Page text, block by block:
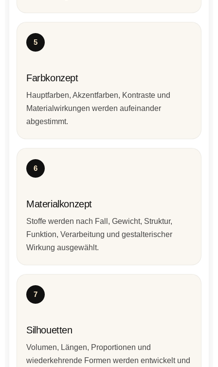
5
Farbkonzept
Hauptfarben, Akzentfarben, Kontraste und
Materialwirkungen werden aufeinander
abgestimmt.
6
Materialkonzept
Stoffe werden nach Fall, Gewicht, Struktur,
Funktion, Verarbeitung und gestalterischer
Wirkung ausgewählt.
7
Silhouetten
Volumen, Längen, Proportionen und
wiederkehrende Formen werden entwickelt und